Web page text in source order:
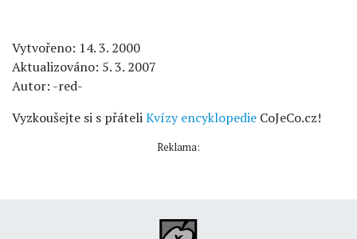
Vytvořeno: 14. 3. 2000
Aktualizováno: 5. 3. 2007
Autor: -red-
Vyzkoušejte si s přáteliKvízy encyklopedie CoJeCo.cz!
Reklama: